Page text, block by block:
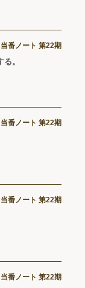
当番ノート 第22期
。
当番ノート 第22期
当番ノート 第22期
当番ノート 第22期